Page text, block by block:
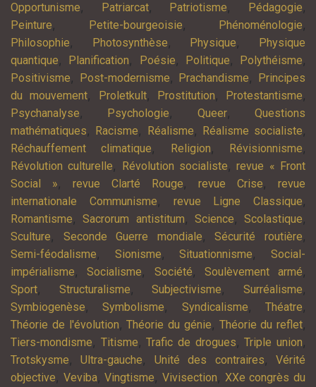
Opportunisme, Patriarcat, Patriotisme, Pédagogie,
Peinture, Petite-bourgeoisie, Phénoménologie,
Philosophie, Photosynthèse, Physique,
Physique
quantique, Planification, Poésie, Politique, Polythéisme,
Positivisme, Post-modernisme, Prachandisme,
Principes
du mouvement, Proletkult, Prostitution, Protestantisme,
Psychanalyse, Psychologie, Queer,Questions
mathématiques, Racisme, Réalisme, Réalisme socialiste,
Réchauffement climatique, Religion, Révisionnisme,
Révolution culturelle, Révolution socialiste,revue « Front
Social », revue Clarté Rouge, revue Crise, revue
internationale Communisme, revue Ligne Classique,
Romantisme,Sacrorum antistitum, Science, Scolastique,
Sculture, Seconde Guerre mondiale,Sécurité routière,
Semi-féodalisme, Sionisme,Situationnisme,Social-
impérialisme,Socialisme, Société, Soulèvement armé,
Sport, Structuralisme,Subjectivisme,Surréalisme,
Symbiogenèse,Symbolisme, Syndicalisme,Théatre,
Théorie de l'évolution,Théorie du génie, Théorie du reflet,
Tiers-mondisme, Titisme,Trafic de drogues,Triple union,
Trotskysme,Ultra-gauche, Unité des contraires,Vérité
objective, Veviba,Vingtisme,Vivisection, XXe congrès du